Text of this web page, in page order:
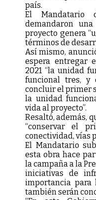
país.
El Mandatario
demandaron
proyecto genera
términos de
Así mismo,
espera entregar
2021 “la unidad
funcional tres, y
concluir el primer
la unidad
vida al proyecto”.
Resaltó, además,
“conservar el
conectividad, vías
El Mandatario
esta obra hace
la campaña a la
iniciativas de
importancia para
también serán